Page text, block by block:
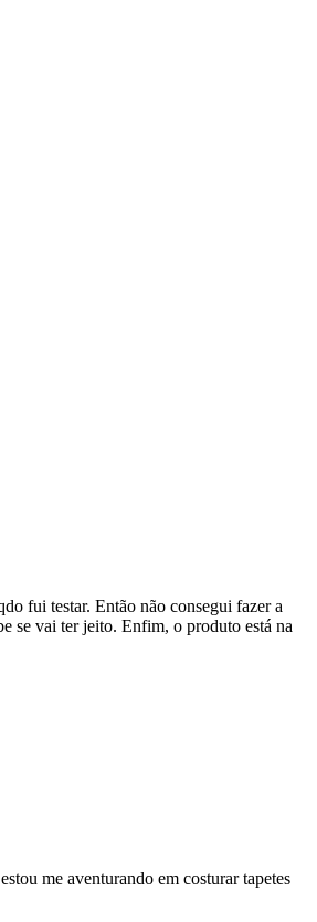
fui testar. Então não consegui fazer a
se vai ter jeito. Enfim, o produto está na
me aventurando em costurar tapetes